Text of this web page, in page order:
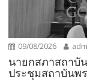
09/08/2026
นายกสภาสถาบั
ประชุมสถาบันพ